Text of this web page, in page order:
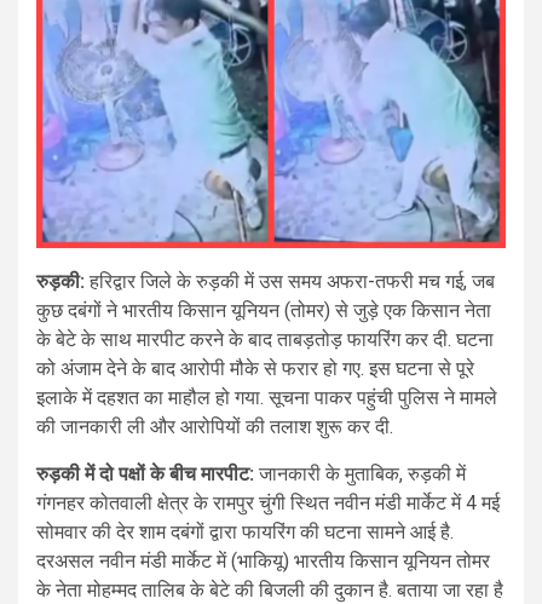
रुड़की: हरिद्वार जिले के रुड़की में उस समय अफरा-तफरी मच गई, जब
कुछ दबंगों ने भारतीय किसान यूनियन (तोमर) से जुड़े एक किसान नेता
के बेटे के साथ मारपीट करने के बाद ताबड़तोड़ फायरिंग कर दी. घटना
को अंजाम देने के बाद आरोपी मौके से फरार हो गए. इस घटना से पूरे
इलाके में दहशत का माहौल हो गया. सूचना पाकर पहुंची पुलिस ने मामले
की जानकारी ली और आरोपियों की तलाश शुरू कर दी.
रुड़की में दो पक्षों के बीच मारपीट: जानकारी के मुताबिक, रुड़की में
गंगनहर कोतवाली क्षेत्र के रामपुर चुंगी स्थित नवीन मंडी मार्केट में 4 मई
सोमवार की देर शाम दबंगों द्वारा फायरिंग की घटना सामने आई है.
दरअसल नवीन मंडी मार्केट में (भाकियू) भारतीय किसान यूनियन तोमर
के नेता मोहम्मद तालिब के बेटे की बिजली की दुकान है. बताया जा रहा है